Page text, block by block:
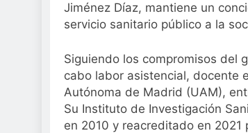
Jiménez Díaz, mantiene un
servicio sanitario público a la
Siguiendo los compromisos del
cabo labor asistencial, docente
Autónoma de Madrid (UAM),
Su Instituto de Investigación
en 2010 y reacreditado en 2021